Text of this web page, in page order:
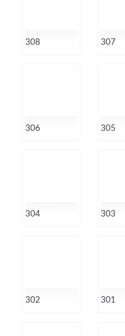
308 307
306 305
304 303
302 301